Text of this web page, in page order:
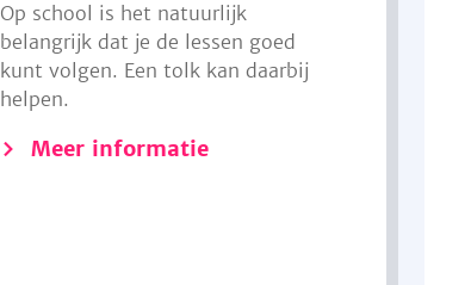
Op school is het natuurlijk
belangrijk dat je de lessen goed
kunt volgen. Een tolk kan daarbij
helpen.
Meer informatie